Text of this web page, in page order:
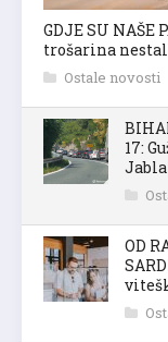
GDJE SU
trošarina
Ostale novosti
17:
OD